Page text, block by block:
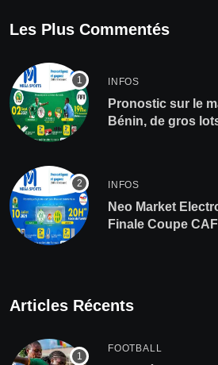
Les Plus Commentés
INFOS
Pronostic sur le
Bénin, de gros
INFOS
Neo Market
Finale Coupe CAF
Articles Récents
FOOTBALL